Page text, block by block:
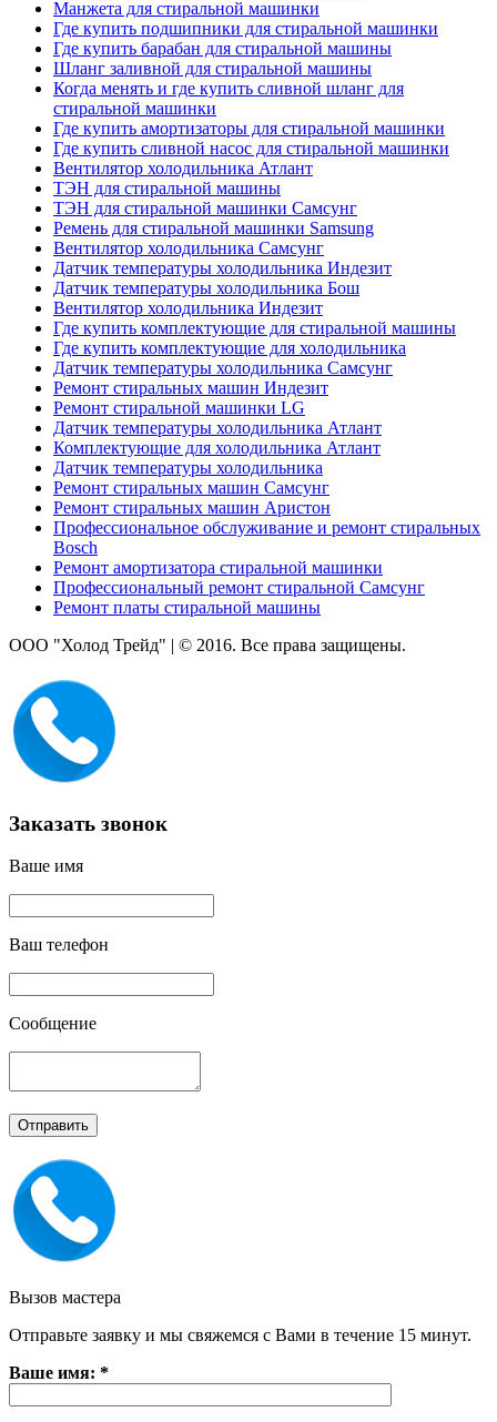
Манжета для стиральной машинки
Где купить подшипники для стиральной машинки
Где купить барабан для стиральной машины
Шланг заливной для стиральной машины
Когда менять и где купить сливной шланг для
стиральной машинки
Где купить амортизаторы для стиральной машинки
Где купить сливной насос для стиральной машинки
Вентилятор холодильника Атлант
ТЭН для стиральной машины
ТЭН для стиральной машинки Самсунг
Ремень для стиральной машинки Samsung
Вентилятор холодильника Самсунг
Датчик температуры холодильника Индезит
Датчик температуры холодильника Бош
Вентилятор холодильника Индезит
Где купить комплектующие для стиральной машины
Где купить комплектующие для холодильника
Датчик температуры холодильника Самсунг
Ремонт стиральных машин Индезит
Ремонт стиральной машинки LG
Датчик температуры холодильника Атлант
Комплектующие для холодильника Атлант
Датчик температуры холодильника
Ремонт стиральных машин Самсунг
Ремонт стиральных машин Аристон
Профессиональное обслуживание и ремонт стиральных
Bosch
Ремонт амортизатора стиральной машинки
Профессиональный ремонт стиральной Самсунг
Ремонт платы стиральной машины
ООО "Холод Трейд" | © 2016. Все права защищены.
Заказать звонок
Ваше имя
Ваш телефон
Сообщение
Вызов мастера
Отправьте заявку и мы свяжемся с Вами в течение 15 минут.
Ваше имя: *